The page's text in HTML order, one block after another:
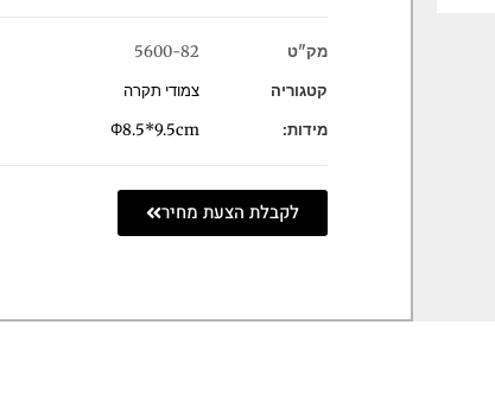
מק"ט
5600-82
קטגוריה
צמודי תקרה
מידות:
Φ8.5*9.5cm
לקבלת הצעת מחיר